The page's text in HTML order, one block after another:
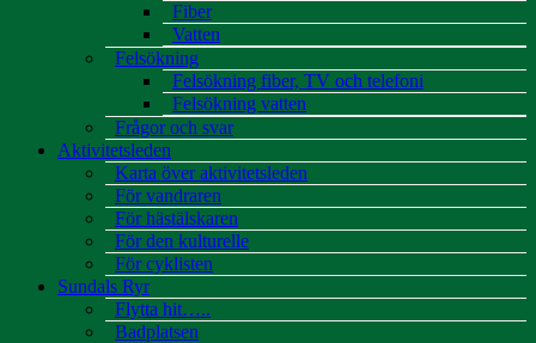
Fiber
Vatten
Felsökning
Felsökning fiber, TV och telefoni
Felsökning vatten
Frågor och svar
Aktivitetsleden
Karta över aktivitetsleden
För vandraren
För hästälskaren
För den kulturelle
För cyklisten
Sundals Ryr
Flytta hit…..
Badplatsen